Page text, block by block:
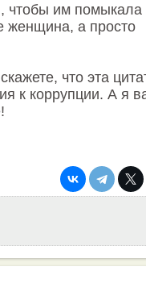
чтобы им помыкала
женщина, а просто
что эта
к коррупции. А я